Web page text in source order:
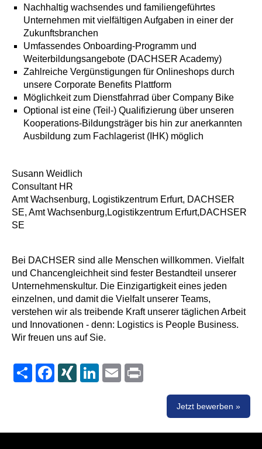
Nachhaltig wachsendes und familiengeführtes
Unternehmen mit vielfältigen Aufgaben in einer der
Zukunftsbranchen
Umfassendes Onboarding-Programm und
Weiterbildungsangebote (DACHSER Academy)
Zahlreiche Vergünstigungen für Onlineshops durch
unsere Corporate Benefits Plattform
Möglichkeit zum Dienstfahrrad über Company Bike
Optional ist eine (Teil-) Qualifizierung über unseren
Kooperations-Bildungsträger bis hin zur anerkannten
Ausbildung zum Fachlagerist (IHK) möglich
Susann Weidlich
Consultant HR
Amt Wachsenburg, Logistikzentrum Erfurt, DACHSER
SE, Amt Wachsenburg,Logistikzentrum Erfurt,DACHSER
SE
Bei DACHSER sind alle Menschen willkommen. Vielfalt
und Chancengleichheit sind fester Bestandteil unserer
Unternehmenskultur. Die Einzigartigkeit eines jeden
einzelnen, und damit die Vielfalt unserer Teams,
verstehen wir als treibende Kraft unserer täglichen Arbeit
und Innovationen - denn: Logistics is People Business.
Wir freuen uns auf Sie.
Share FacebookXING LinkedInEmail
Jetzt bewerben »